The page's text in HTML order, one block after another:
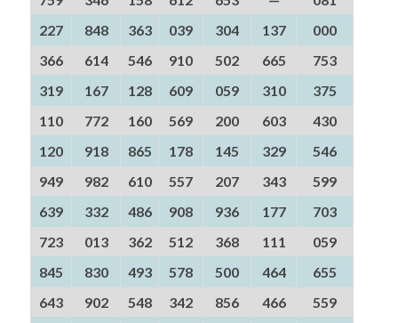
227
848 363 039 304 137
000
366
614 546 910 502 665
753
319
167 128 609 059 310
375
110
772 160 569 200 603
430
120
918 865 178 145 329
546
949
982 610 557 207 343
599
639
332 486 908 936 177
703
723
013 362 512 368 111
059
845
830 493 578 500 464
655
643
902 548 342 856 466
559